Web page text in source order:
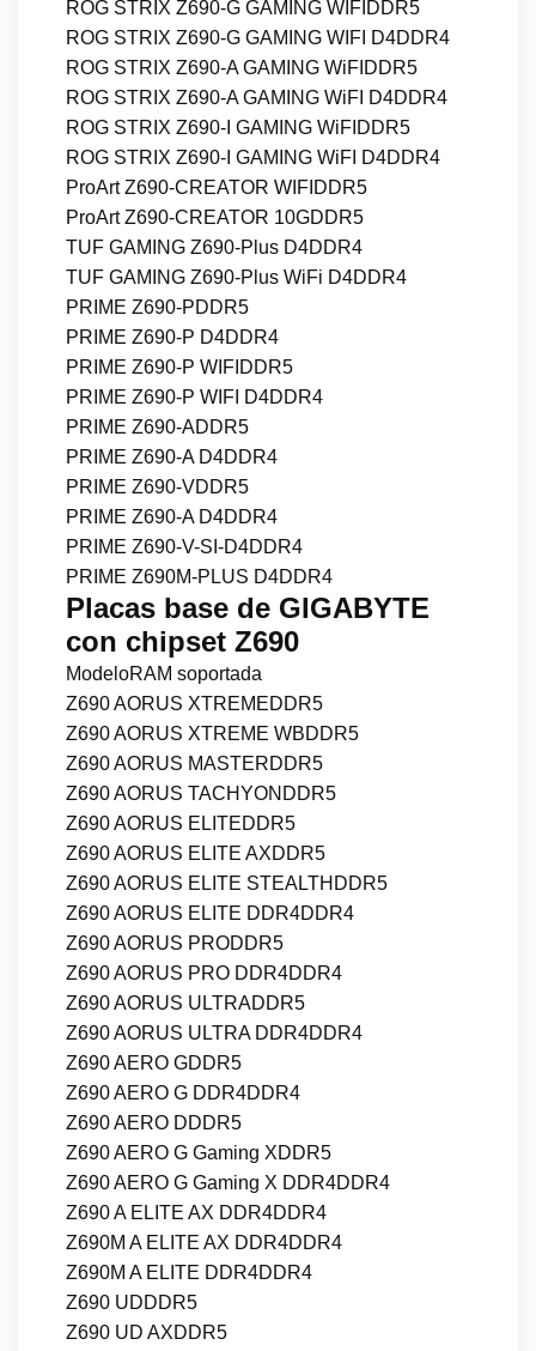
ROG STRIX Z690-G GAMING WIFIDDR5
ROG STRIX Z690-G GAMING WIFI D4DDR4
ROG STRIX Z690-A GAMING WiFIDDR5
ROG STRIX Z690-A GAMING WiFI D4DDR4
ROG STRIX Z690-I GAMING WiFIDDR5
ROG STRIX Z690-I GAMING WiFI D4DDR4
ProArt Z690-CREATOR WIFIDDR5
ProArt Z690-CREATOR 10GDDR5
TUF GAMING Z690-Plus D4DDR4
TUF GAMING Z690-Plus WiFi D4DDR4
PRIME Z690-PDDR5
PRIME Z690-P D4DDR4
PRIME Z690-P WIFIDDR5
PRIME Z690-P WIFI D4DDR4
PRIME Z690-ADDR5
PRIME Z690-A D4DDR4
PRIME Z690-VDDR5
PRIME Z690-A D4DDR4
PRIME Z690-V-SI-D4DDR4
PRIME Z690M-PLUS D4DDR4
Placas base de GIGABYTE
con chipset Z690
ModeloRAM soportada
Z690 AORUS XTREMEDDR5
Z690 AORUS XTREME WBDDR5
Z690 AORUS MASTERDDR5
Z690 AORUS TACHYONDDR5
Z690 AORUS ELITEDDR5
Z690 AORUS ELITE AXDDR5
Z690 AORUS ELITE STEALTHDDR5
Z690 AORUS ELITE DDR4DDR4
Z690 AORUS PRODDR5
Z690 AORUS PRO DDR4DDR4
Z690 AORUS ULTRADDR5
Z690 AORUS ULTRA DDR4DDR4
Z690 AERO GDDR5
Z690 AERO G DDR4DDR4
Z690 AERO DDDR5
Z690 AERO G Gaming XDDR5
Z690 AERO G Gaming X DDR4DDR4
Z690 A ELITE AX DDR4DDR4
Z690M A ELITE AX DDR4DDR4
Z690M A ELITE DDR4DDR4
Z690 UDDDR5
Z690 UD AXDDR5